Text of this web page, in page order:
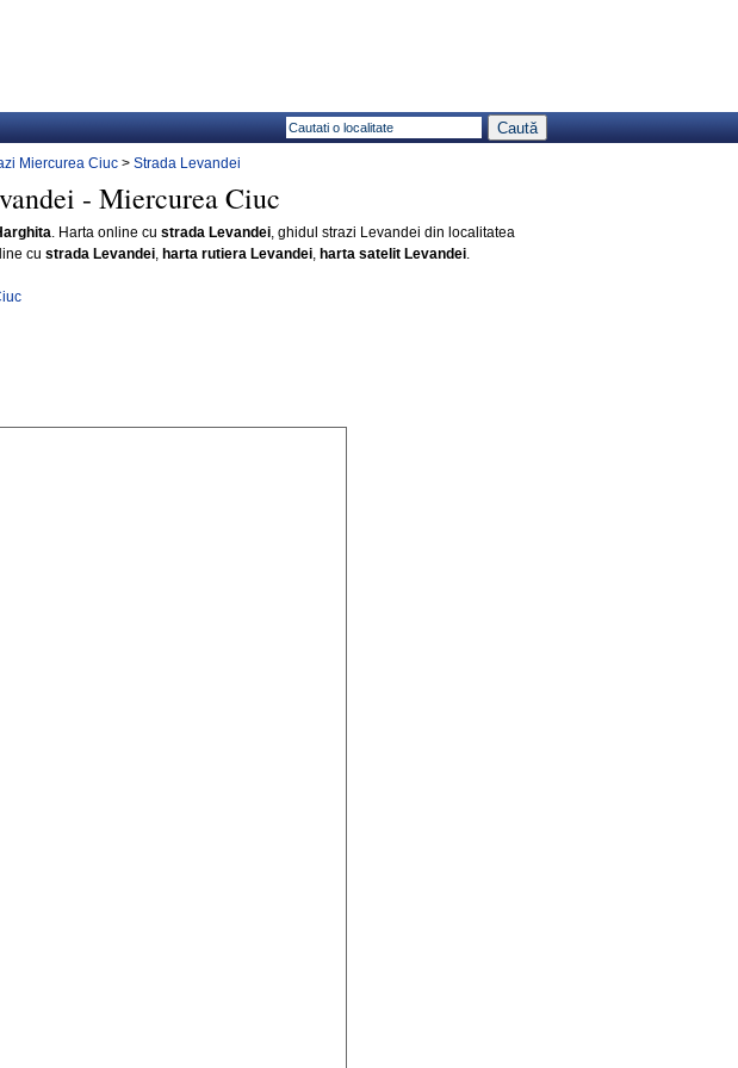
Miercurea Ciuc > Strada Levandei
- Miercurea Ciuc
. Harta online cu strada Levandei, ghidul strazi Levandei din localitatea
cu strada Levandei, harta rutiera Levandei, harta satelit Levandei.